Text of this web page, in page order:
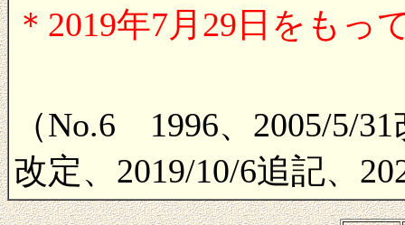
＊2019年7月29日をも
（No.6 1996、2005/5/
改定、2019/10/6追記、